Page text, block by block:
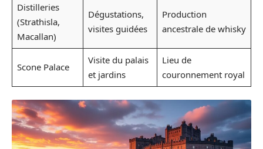
Distilleries
(Strathisla,
Macallan)
Dégustations,
visites guidées
Production
ancestrale de whisky
Scone Palace
Visite du palais
et jardins
Lieu de
couronnement royal